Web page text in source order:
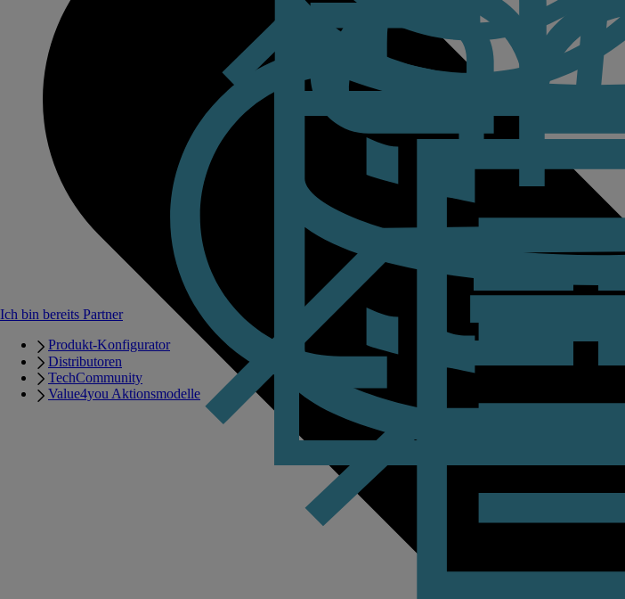
Ich bin bereits Partner
Produkt-Konfigurator
Distributoren
TechCommunity
Value4you Aktionsmodelle